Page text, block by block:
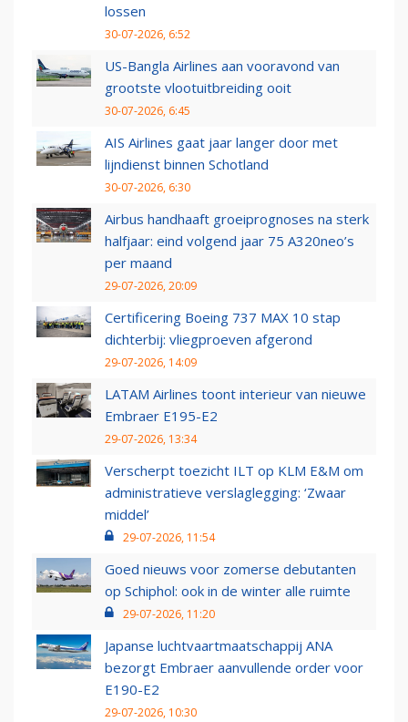
lossen
30-07-2026, 6:52
US-Bangla Airlines aan vooravond van
grootste vlootuitbreiding ooit
30-07-2026, 6:45
AIS Airlines gaat jaar langer door met
lijndienst binnen Schotland
30-07-2026, 6:30
Airbus handhaaft groeiprognoses na sterk
halfjaar: eind volgend jaar 75 A320neo’s
per maand
29-07-2026, 20:09
Certificering Boeing 737 MAX 10 stap
dichterbij: vliegproeven afgerond
29-07-2026, 14:09
LATAM Airlines toont interieur van nieuwe
Embraer E195-E2
29-07-2026, 13:34
Verscherpt toezicht ILT op KLM E&M om
administratieve verslaglegging: ‘Zwaar
middel’
29-07-2026, 11:54
Goed nieuws voor zomerse debutanten
op Schiphol: ook in de winter alle ruimte
29-07-2026, 11:20
Japanse luchtvaartmaatschappij ANA
bezorgt Embraer aanvullende order voor
E190-E2
29-07-2026, 10:30